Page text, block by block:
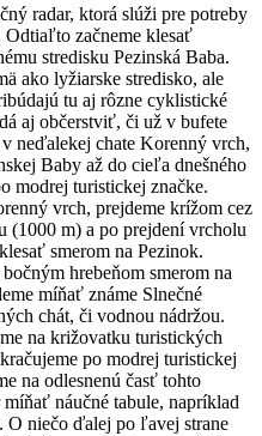
radar, ktorá slúži pre potreby
začneme klesať
stredisku Pezinská Baba.
ako lyžiarske stredisko, ale
tu aj rôzne cyklistické
aj občerstviť, či už v bufete
neďalekej chate Korenný vrch,
Baby až do cieľa dnešného
modrej turistickej značke.
vrch, prejdeme krížom cez
(1000 m) a po prejdení vrcholu
smerom na Pezinok.
hrebeňom smerom na
míňať známe Slnečné
chát, či vodnou nádržou.
na križovatku turistických
po modrej turistickej
na odlesnenú časť tohto
náučné tabule, napríklad
O niečo ďalej po ľavej strane